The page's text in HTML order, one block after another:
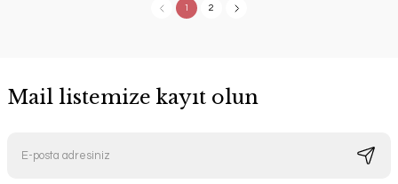
1 2
Mail listemize kayıt olun